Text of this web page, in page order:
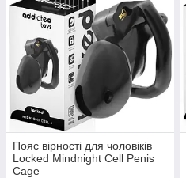
Пояс вірності для чоловіків
Locked Mindnight Cell Penis
Cage